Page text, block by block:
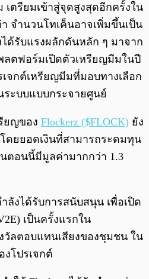
ตรียมเข้าสู่จุดสูงสุดอีกครั้งใน
จำนวนโทเค็นอาจเพิ่มขึ้นเป็น
ด้รับแรงผลักดันหลัก ๆ มาจาก
ตฟอร์มเปิดตัวเหรียญมีมในปี
เจกต์เหรียญมีมที่มอบทางเลือก
ะบบแบบกระจายศูนย์
ยญของ Flockerz ($FLOCK) ยัง
ดยยอดเงินที่สามารถระดมทุน
ตอนนี้มีมูลค่ามากกว่า 1.3
ลังได้รับการสนับสนุน เพื่อเปิด
เป็นครั้งแรกใน
วัลตอบแทนเสียงของชุมชน ใน
โปรเจกต์